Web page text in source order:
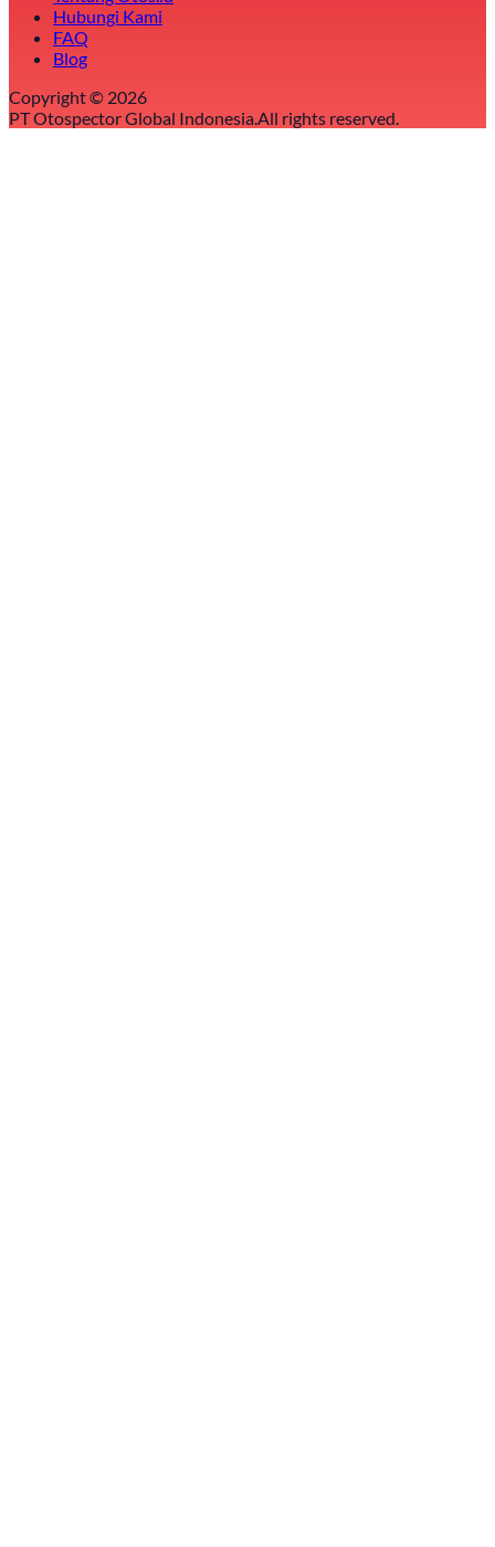
Hubungi Kami
FAQ
Blog
Copyright © 2026
PT Otospector Global Indonesia.All rights reserved.